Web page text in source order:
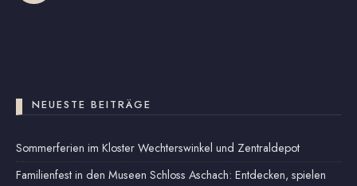
NEUESTE BEITRÄGE
Sommerferien im Kloster Wechterswinkel und Zentraldepot
Familienfest in den Museen Schloss Aschach: Entdecken, spielen